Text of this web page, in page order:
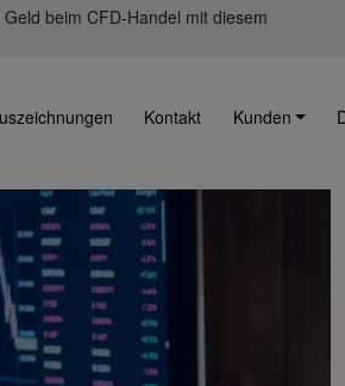
beim CFD-Handel mit diesem
Kontakt Kunden